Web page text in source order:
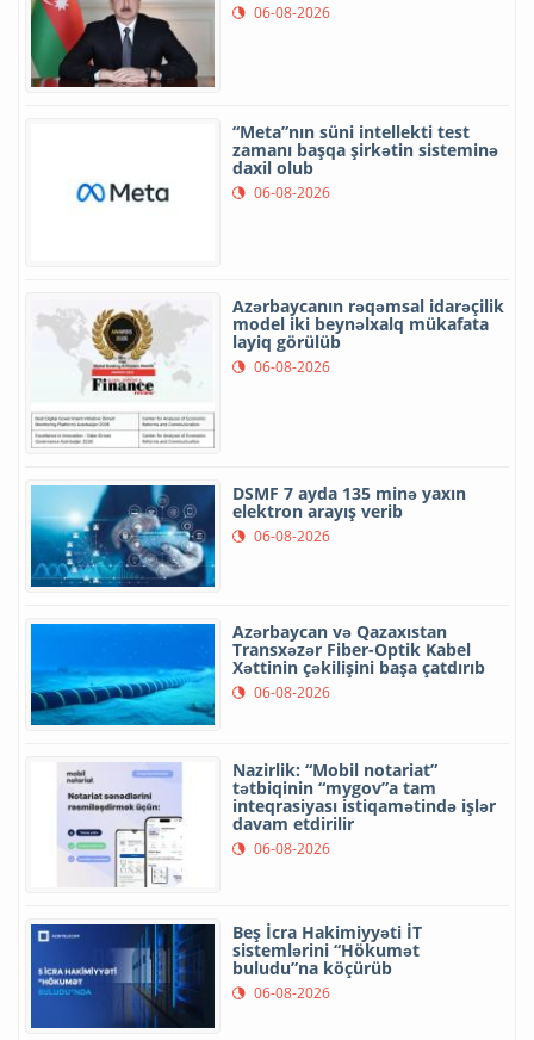
06-08-2026
“Meta”nın süni intellekti test
zamanı başqa şirkətin sisteminə
daxil olub
06-08-2026
Azərbaycanın rəqəmsal idarəçilik
model iki beynəlxalq mükafata
layiq görülüb
06-08-2026
DSMF 7 ayda 135 minə yaxın
elektron arayış verib
06-08-2026
Azərbaycan və Qazaxıstan
Transxəzər Fiber-Optik Kabel
Xəttinin çəkilişini başa çatdırıb
06-08-2026
Nazirlik: “Mobil notariat”
tətbiqinin “mygov”a tam
inteqrasiyası istiqamətində işlər
davam etdirilir
06-08-2026
Beş İcra Hakimiyyəti İT
sistemlərini “Hökumət
buludu”na köçürüb
06-08-2026